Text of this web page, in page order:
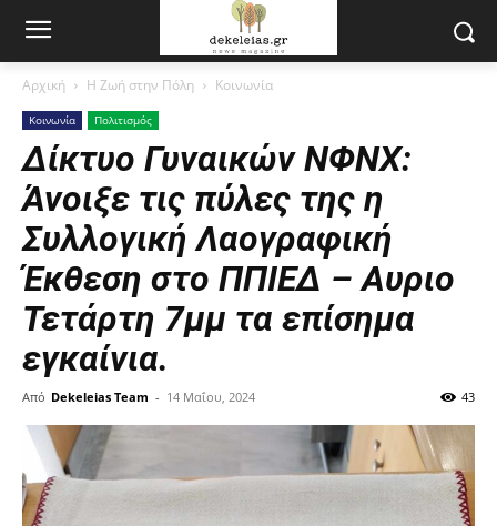
Αρχική Η Ζωή στην Πόλη Κοινωνία
Κοινωνία Πολιτισμός
Δίκτυο Γυναικών ΝΦΝΧ:
Άνοιξε τις πύλες της η
Συλλογική Λαογραφική
Έκθεση στο ΠΠΙΕΔ – Αυριο
Τετάρτη 7μμ τα επίσημα
εγκαίνια.
Από Dekeleias Team - 14 Μαΐου, 2024 43